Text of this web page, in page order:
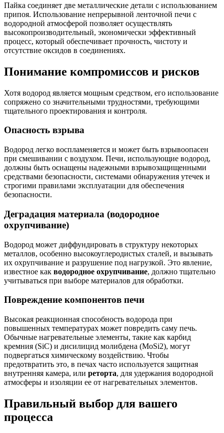
Пайка соединяет две металлические детали с использованием
припоя. Использование непрерывной ленточной печи с
водородной атмосферой позволяет осуществлять
высокопроизводительный, экономически эффективный
процесс, который обеспечивает прочность, чистоту и
отсутствие оксидов в соединениях.
Понимание компромиссов и рисков
Хотя водород является мощным средством, его использование
сопряжено со значительными трудностями, требующими
тщательного проектирования и контроля.
Опасность взрыва
Водород легко воспламеняется и может быть взрывоопасен
при смешивании с воздухом. Печи, использующие водород,
должны быть оснащены надежными взрывозащищенными
средствами безопасности, системами обнаружения утечек и
строгими правилами эксплуатации для обеспечения
безопасности.
Деградация материала (водородное
охрупчивание)
Водород может диффундировать в структуру некоторых
металлов, особенно высокоуглеродистых сталей, и вызывать
их охрупчивание и разрушение под нагрузкой. Это явление,
известное как водородное охрупчивание, должно тщательно
учитываться при выборе материалов для обработки.
Повреждение компонентов печи
Высокая реакционная способность водорода при
повышенных температурах может повредить саму печь.
Обычные нагревательные элементы, такие как карбид
кремния (SiC) и дисилицид молибдена (MoSi2), могут
подвергаться химическому воздействию. Чтобы
предотвратить это, в печах часто используется защитная
внутренняя камера, или реторта, для удержания водородной
атмосферы и изоляции ее от нагревательных элементов.
Правильный выбор для вашего
процесса